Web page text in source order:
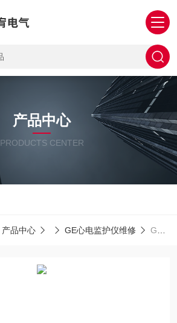
产品中心
PRODUCTS CENTER
产品中心 GE心电监护仪维修 GE售后维修GE心电监护仪开机屏幕显示红屏蓝屏维修解决